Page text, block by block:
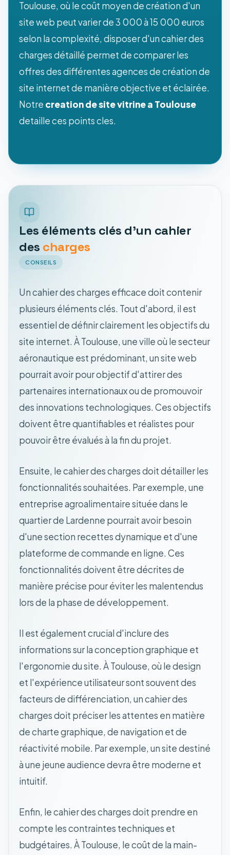
Toulouse, où le coût moyen de création d'un
site web peut varier de 3 000 à 15 000 euros
selon la complexité, disposer d'un cahier des
charges détaillé permet de comparer les
offres des différentes agences de création de
site internet de manière objective et éclairée.
Notre creation de site vitrine a Toulouse
detaille ces points cles.
Les éléments clés d'un cahier
des charges
CONSEILS
Un cahier des charges efficace doit contenir
plusieurs éléments clés. Tout d'abord, il est
essentiel de définir clairement les objectifs du
site internet. À Toulouse, une ville où le secteur
aéronautique est prédominant, un site web
pourrait avoir pour objectif d'attirer des
partenaires internationaux ou de promouvoir
des innovations technologiques. Ces objectifs
doivent être quantifiables et réalistes pour
pouvoir être évalués à la fin du projet.
Ensuite, le cahier des charges doit détailler les
fonctionnalités souhaitées. Par exemple, une
entreprise agroalimentaire située dans le
quartier de Lardenne pourrait avoir besoin
d'une section recettes dynamique et d'une
plateforme de commande en ligne. Ces
fonctionnalités doivent être décrites de
manière précise pour éviter les malentendus
lors de la phase de développement.
Il est également crucial d'inclure des
informations sur la conception graphique et
l'ergonomie du site. À Toulouse, où le design
et l'expérience utilisateur sont souvent des
facteurs de différenciation, un cahier des
charges doit préciser les attentes en matière
de charte graphique, de navigation et de
réactivité mobile. Par exemple, un site destiné
à une jeune audience devra être moderne et
intuitif.
Enfin, le cahier des charges doit prendre en
compte les contraintes techniques et
budgétaires. À Toulouse, le coût de la main-